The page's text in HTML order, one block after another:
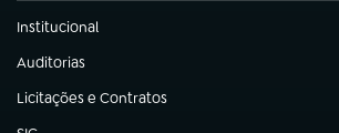
Institucional
(abre em nova aba)
Auditorias
(abre em nova aba)
Licitações e Contratos
(abre em nova aba)